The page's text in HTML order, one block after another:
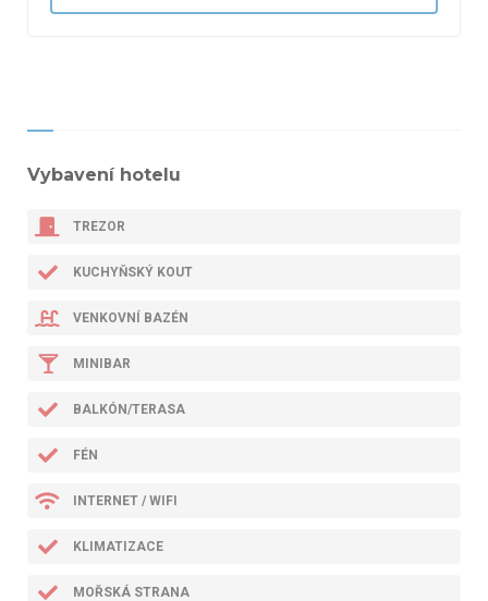
Vybavení hotelu
TREZOR
KUCHYŇSKÝ KOUT
VENKOVNÍ BAZÉN
MINIBAR
BALKÓN/TERASA
FÉN
INTERNET / WIFI
KLIMATIZACE
MOŘSKÁ STRANA